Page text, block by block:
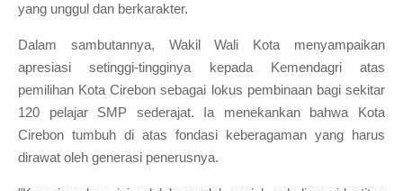
yang unggul dan berkarakter.
Dalam sambutannya, Wakil Wali Kota menyampaikan
apresiasi setinggi-tingginya kepada Kemendagri atas
pemilihan Kota Cirebon sebagai lokus pembinaan bagi sekitar
120 pelajar SMP sederajat. Ia menekankan bahwa Kota
Cirebon tumbuh di atas fondasi keberagaman yang harus
dirawat oleh generasi penerusnya.